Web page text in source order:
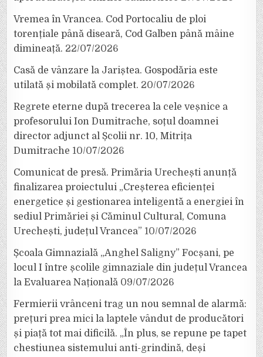
Vremea în Vrancea. Cod Portocaliu de ploi
torențiale până diseară, Cod Galben până mâine
dimineață. 22/07/2026
Casă de vânzare la Jariștea. Gospodăria este
utilată și mobilată complet. 20/07/2026
Regrete eterne după trecerea la cele veșnice a
profesorului Ion Dumitrache, soțul doamnei
director adjunct al Școlii nr. 10, Mitrița
Dumitrache 10/07/2026
Comunicat de presă. Primăria Urechești anunță
finalizarea proiectului „Creșterea eficienței
energetice și gestionarea inteligentă a energiei în
sediul Primăriei și Căminul Cultural, Comuna
Urechești, județul Vrancea” 10/07/2026
Școala Gimnazială „Anghel Saligny” Focșani, pe
locul I între școlile gimnaziale din județul Vrancea
la Evaluarea Națională 09/07/2026
Fermierii vrânceni trag un nou semnal de alarmă:
prețuri prea mici la laptele vândut de producători
și piață tot mai dificilă. „În plus, se repune pe tapet
chestiunea sistemului anti-grindină, deși